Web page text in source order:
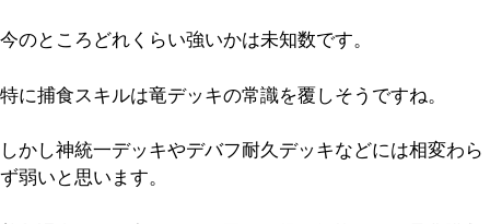
今のところどれくらい強いかは未知数です。
特に捕食スキルは竜デッキの常識を覆しそうですね。
しかし神統一デッキやデバフ耐久デッキなどには相変わら
ず弱いと思います。